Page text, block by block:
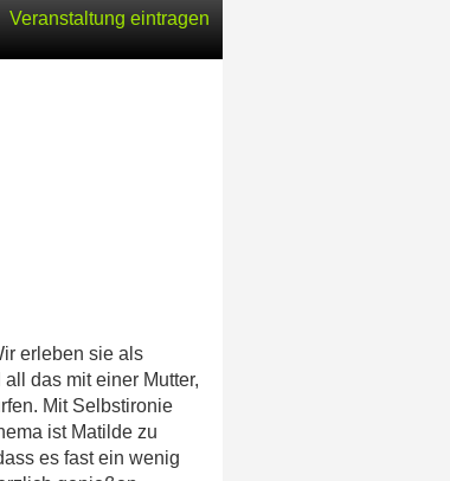
Veranstaltung eintragen
erleben sie als
das mit einer Mutter,
Mit Selbstironie
ist Matilde zu
es fast ein wenig